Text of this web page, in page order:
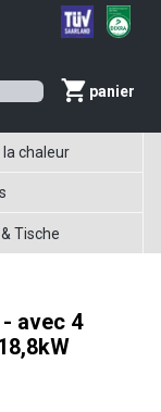
panier
la chaleur
Tische
avec 4